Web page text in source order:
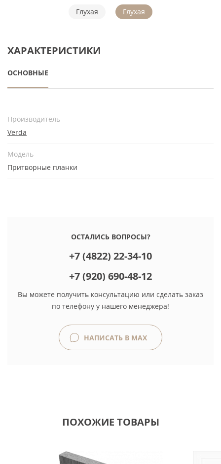
Глухая Глухая
ХАРАКТЕРИСТИКИ
ОСНОВНЫЕ
Производитель
Verda
Модель
Притворные планки
ОСТАЛИСЬ ВОПРОСЫ?
+7 (4822) 22-34-10
+7 (920) 690-48-12
Вы можете получить консультацию или сделать заказ
по телефону у нашего менеджера!
НАПИСАТЬ В MAX
ПОХОЖИЕ ТОВАРЫ